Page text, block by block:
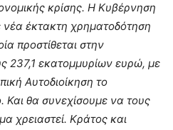
κρίσης. Η Κυβέρνηση
νέα έκτακτη χρηματοδότηση
προστίθεται στην
237,1 εκατομμυρίων ευρώ, με
Αυτοδιοίκηση το
θα συνεχίσουμε να τους
χρειαστεί. Κράτος και